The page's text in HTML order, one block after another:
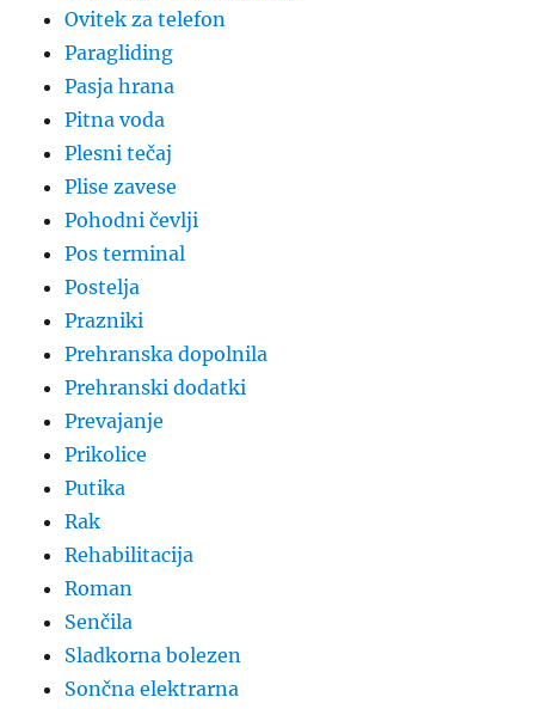
Ovitek za telefon
Paragliding
Pasja hrana
Pitna voda
Plesni tečaj
Plise zavese
Pohodni čevlji
Pos terminal
Postelja
Prazniki
Prehranska dopolnila
Prehranski dodatki
Prevajanje
Prikolice
Putika
Rak
Rehabilitacija
Roman
Senčila
Sladkorna bolezen
Sončna elektrarna